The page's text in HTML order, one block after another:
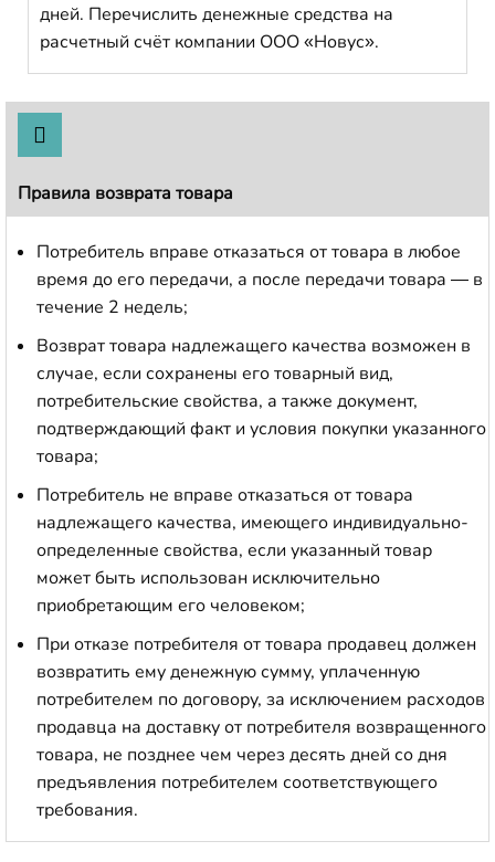
дней. Перечислить денежные средства на
расчетный счёт компании ООО «Новус».
Правила возврата товара
Потребитель вправе отказаться от товара в любое
время до его передачи, а после передачи товара — в
течение 2 недель;
Возврат товара надлежащего качества возможен в
случае, если сохранены его товарный вид,
потребительские свойства, а также документ,
подтверждающий факт и условия покупки указанного
товара;
Потребитель не вправе отказаться от товара
надлежащего качества, имеющего индивидуально-
определенные свойства, если указанный товар
может быть использован исключительно
приобретающим его человеком;
При отказе потребителя от товара продавец должен
возвратить ему денежную сумму, уплаченную
потребителем по договору, за исключением расходов
продавца на доставку от потребителя возвращенного
товара, не позднее чем через десять дней со дня
предъявления потребителем соответствующего
требования.